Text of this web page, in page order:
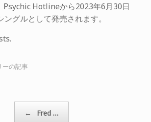
Psychic Hotlineから2023年6月30日
グルとして発売されます。
ーの記事
← Fred …